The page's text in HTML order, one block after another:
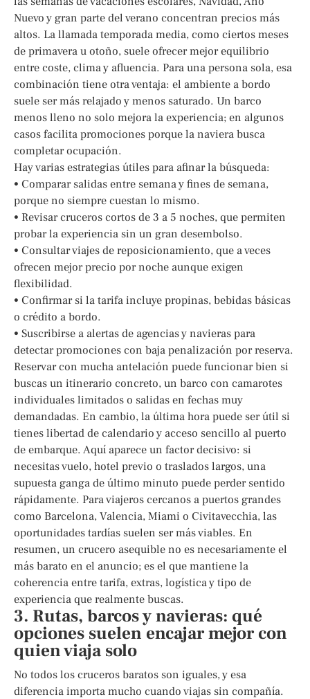
Nuevo y gran parte del verano concentran precios más
altos. La llamada temporada media, como ciertos meses
de primavera u otoño, suele ofrecer mejor equilibrio
entre coste, clima y afluencia. Para una persona sola, esa
combinación tiene otra ventaja: el ambiente a bordo
suele ser más relajado y menos saturado. Un barco
menos lleno no solo mejora la experiencia; en algunos
casos facilita promociones porque la naviera busca
completar ocupación.
Hay varias estrategias útiles para afinar la búsqueda:
• Comparar salidas entre semana y fines de semana,
porque no siempre cuestan lo mismo.
• Revisar cruceros cortos de 3 a 5 noches, que permiten
probar la experiencia sin un gran desembolso.
• Consultar viajes de reposicionamiento, que a veces
ofrecen mejor precio por noche aunque exigen
flexibilidad.
• Confirmar si la tarifa incluye propinas, bebidas básicas
o crédito a bordo.
• Suscribirse a alertas de agencias y navieras para
detectar promociones con baja penalización por reserva.
Reservar con mucha antelación puede funcionar bien si
buscas un itinerario concreto, un barco con camarotes
individuales limitados o salidas en fechas muy
demandadas. En cambio, la última hora puede ser útil si
tienes libertad de calendario y acceso sencillo al puerto
de embarque. Aquí aparece un factor decisivo: si
necesitas vuelo, hotel previo o traslados largos, una
supuesta ganga de último minuto puede perder sentido
rápidamente. Para viajeros cercanos a puertos grandes
como Barcelona, Valencia, Miami o Civitavecchia, las
oportunidades tardías suelen ser más viables. En
resumen, un crucero asequible no es necesariamente el
más barato en el anuncio; es el que mantiene la
coherencia entre tarifa, extras, logística y tipo de
experiencia que realmente buscas.
3. Rutas, barcos y navieras: qué
opciones suelen encajar mejor con
quien viaja solo
No todos los cruceros baratos son iguales, y esa
diferencia importa mucho cuando viajas sin compañía.